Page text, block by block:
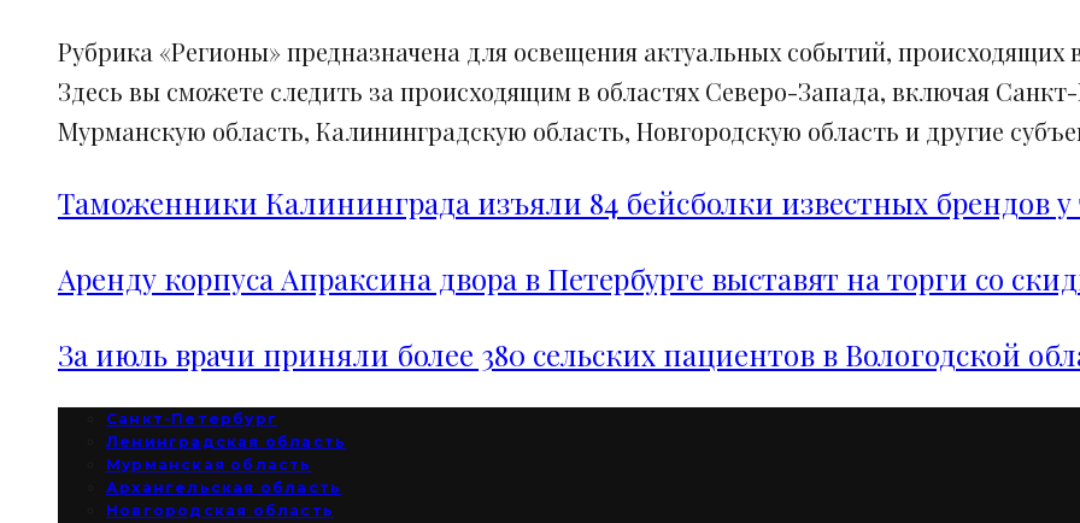
Рубрика «Регионы» предназначена для освещения актуальных событий, происходящих
Здесь вы сможете следить за происходящим в областях Северо-Запада, включая
Мурманскую область, Калининградскую область, Новгородскую область и другие
Таможенники Калининграда изъяли 84 бейсболки известных брендов у
Аренду корпуса Апраксина двора в Петербурге выставят на торги со
За июль врачи приняли более 380 сельских пациентов в Вологодской
Санкт-Петербург
Ленинградская область
Мурманская область
Архангельская область
Новгородская область